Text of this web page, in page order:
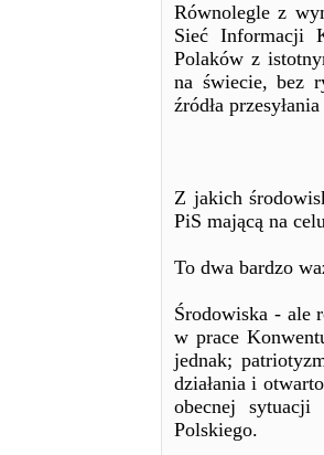
Równolegle z
Sieć Informacji
Polaków z
na świecie, bez
źródła
Z jakich
PiS mającą na
To dwa bardzo
Środowiska - ale
w prace
jednak;
działania i
obecnej sytuacji
Polskiego.